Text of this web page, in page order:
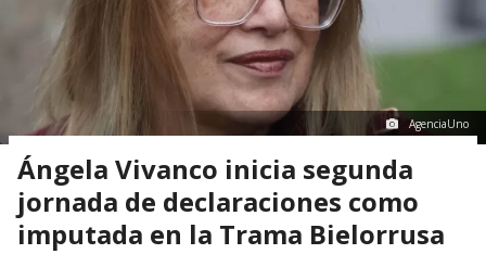
AgenciaUno
Ángela Vivanco inicia segunda
jornada de declaraciones como
imputada en la Trama Bielorrusa